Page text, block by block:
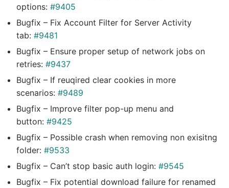
options: #9405
Bugfix – Fix Account Filter for Server Activity
tab: #9481
Bugfix – Ensure proper setup of network jobs on
retries: #9437
Bugfix – If reuqired clear cookies in more
scenarios: #9489
Bugfix – Improve filter pop-up menu and
button: #9425
Bugfix – Possible crash when removing non exisitng
folder: #9533
Bugfix – Can’t stop basic auth login: #9545
Bugfix – Fix potential download failure for renamed